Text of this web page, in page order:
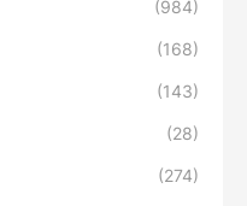
(984)
(168)
(143)
(28)
(274)